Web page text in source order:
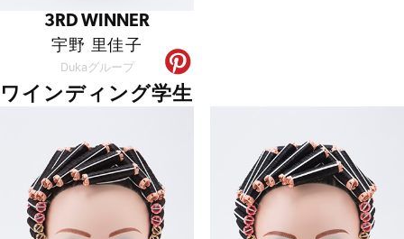
3RD WINNER
宇野 里佳子
Dukaグループ
ワインディング学生